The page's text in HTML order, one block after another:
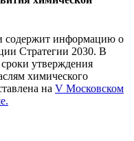
содержит информацию о
Стратегии 2030. В
утверждения
химического
на V Московском